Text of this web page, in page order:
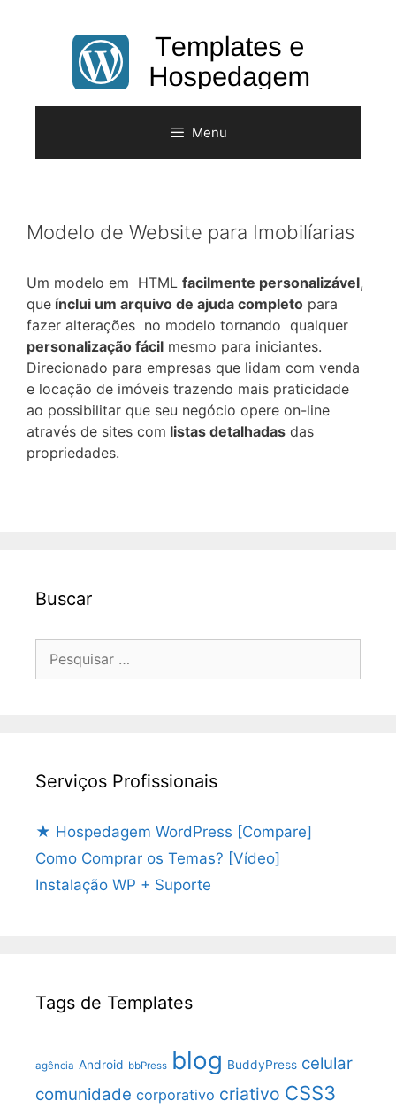
Menu
Modelo de Website para Imobilíarias
Um modelo em HTML facilmente personalizável,
que ínclui um arquivo de ajuda completo para
fazer alterações no modelo tornando qualquer
personalização fácil mesmo para iniciantes.
Direcionado para empresas que lidam com venda
e locação de imóveis trazendo mais praticidade
ao possibilitar que seu negócio opere on-line
através de sites com listas detalhadas das
propriedades.
Buscar
Serviços Profissionais
★ Hospedagem WordPress [Compare]
Como Comprar os Temas? [Vídeo]
Instalação WP + Suporte
Tags de Templates
agência Android bbPress blog BuddyPress celular
comunidade corporativo criativo CSS3